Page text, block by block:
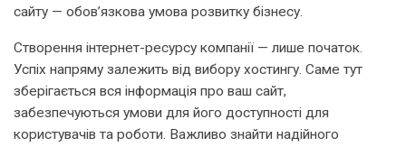
сайту — обов’язкова умова розвитку бізнесу.
Створення інтернет-ресурсу компанії — лише початок.
Успіх напряму залежить від вибору хостингу. Саме тут
зберігається вся інформація про ваш сайт,
забезпечуються умови для його доступності для
користувачів та роботи. Важливо знайти надійного